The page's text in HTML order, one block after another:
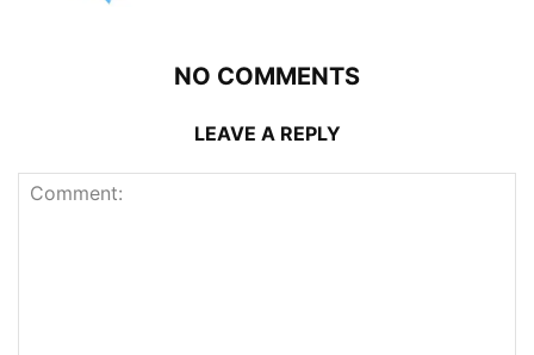
NO COMMENTS
LEAVE A REPLY